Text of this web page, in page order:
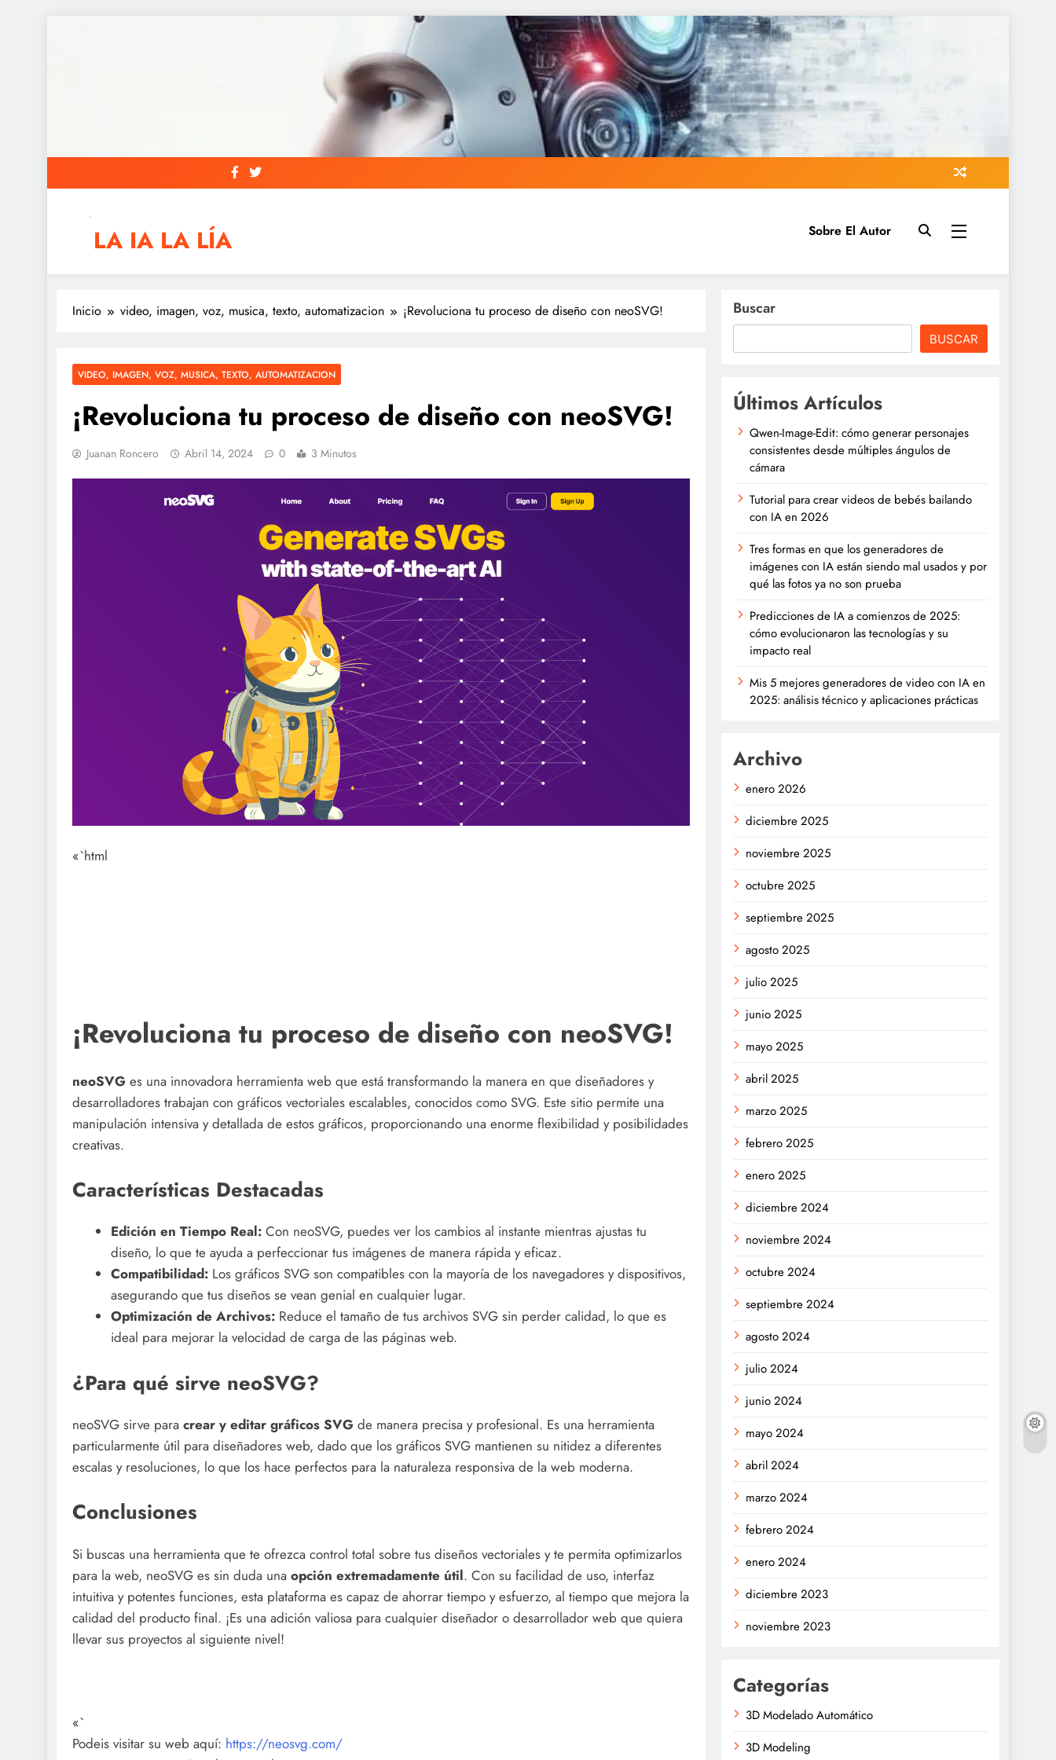
LA IA LA LÍA
IAs AIs, Automation y otras siglas raras
Sobre El Autor
Inicio video, imagen, voz, musica, texto, automatizacion ¡Revoluciona tu proceso de diseño con neoSVG!
VIDEO, IMAGEN, VOZ, MUSICA, TEXTO, AUTOMATIZACION
¡Revoluciona tu proceso de diseño con neoSVG!
Juanan Roncero Abril 14, 2024 0 3 Minutos
«`html
¡Revoluciona tu proceso de diseño con neoSVG!
neoSVG es una innovadora herramienta web que está transformando la manera en que diseñadores y
desarrolladores trabajan con gráficos vectoriales escalables, conocidos como SVG. Este sitio permite una
manipulación intensiva y detallada de estos gráficos, proporcionando una enorme flexibilidad y posibilidades
creativas.
Características Destacadas
Edición en Tiempo Real:Con neoSVG, puedes ver los cambios al instante mientras ajustas tu
diseño, lo que te ayuda a perfeccionar tus imágenes de manera rápida y eficaz.
Compatibilidad:Los gráficos SVG son compatibles con la mayoría de los navegadores y dispositivos,
asegurando que tus diseños se vean genial en cualquier lugar.
Optimización de Archivos:Reduce el tamaño de tus archivos SVG sin perder calidad, lo que es
ideal para mejorar la velocidad de carga de las páginas web.
¿Para qué sirve neoSVG?
neoSVG sirve para crear y editar gráficos SVG de manera precisa y profesional. Es una herramienta
particularmente útil para diseñadores web, dado que los gráficos SVG mantienen su nitidez a diferentes
escalas y resoluciones, lo que los hace perfectos para la naturaleza responsiva de la web moderna.
Conclusiones
Si buscas una herramienta que te ofrezca control total sobre tus diseños vectoriales y te permita optimizarlos
para la web, neoSVG es sin duda una opción extremadamente útil. Con su facilidad de uso, interfaz
intuitiva y potentes funciones, esta plataforma es capaz de ahorrar tiempo y esfuerzo, al tiempo que mejora la
calidad del producto final. ¡Es una adición valiosa para cualquier diseñador o desarrollador web que quiera
llevar sus proyectos al siguiente nivel!
«`
Podeis visitar su web aquí: https://neosvg.com/
Buscar
BUSCAR
Últimos Artículos
Qwen-Image-Edit: cómo generar personajes
consistentes desde múltiples ángulos de
cámara
Tutorial para crear videos de bebés bailando
con IA en 2026
Tres formas en que los generadores de
imágenes con IA están siendo mal usados y por
qué las fotos ya no son prueba
Predicciones de IA a comienzos de 2025:
cómo evolucionaron las tecnologías y su
impacto real
Mis 5 mejores generadores de video con IA en
2025: análisis técnico y aplicaciones prácticas
Archivo
enero 2026
diciembre 2025
noviembre 2025
octubre 2025
septiembre 2025
agosto 2025
julio 2025
junio 2025
mayo 2025
abril 2025
marzo 2025
febrero 2025
enero 2025
diciembre 2024
noviembre 2024
octubre 2024
septiembre 2024
agosto 2024
julio 2024
junio 2024
mayo 2024
abril 2024
marzo 2024
febrero 2024
enero 2024
diciembre 2023
noviembre 2023
Categorías
3D Modelado Automático
3D Modeling